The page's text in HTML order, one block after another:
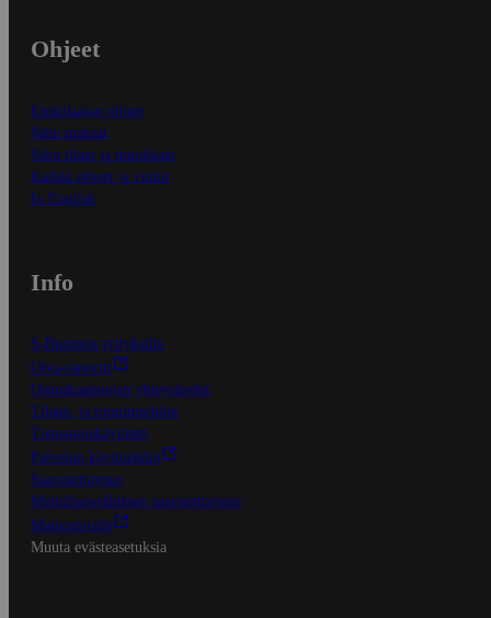
Ohjeet
Ensitilaajan ohjeet
Näin maksat
Näin tilaat ja muokkaat
Kaikki ohjeet ja vinkit
In English
Info
S-Business yrityksille
Oiva-raportit
Osuuskauppojen yhteystiedot
Tilaus- ja toimitusehdot
Tietosuojakäytäntö
Palvelun käyttöehdot
Saavutettavuus
Mobiilisovelluksen saavutettavuus
Mainostajalle
Muuta evästeasetuksia